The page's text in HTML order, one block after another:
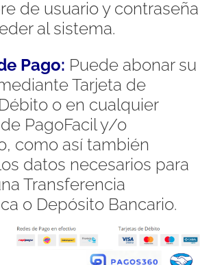
de usuario y contraseña
al sistema.
Pago: Puede abonar su
Tarjeta de
o en cualquier
PagoFacil y/o
como así también
datos necesarios para
Transferencia
o Depósito Bancario.